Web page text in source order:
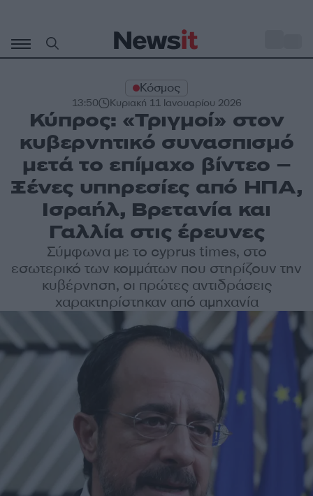
περιεχόμενο
Κόσμος
13:50 Κυριακή 11 Ιανουαρίου 2026
Κύπρος: «Τριγμοί» στον
κυβερνητικό συνασπισμό
μετά το επίμαχο βίντεο –
Ξένες υπηρεσίες από ΗΠΑ,
Ισραήλ, Βρετανία και
Γαλλία στις έρευνες
Σύμφωνα με το cyprus times, στο
εσωτερικό των κομμάτων που στηρίζουν την
κυβέρνηση, οι πρώτες αντιδράσεις
χαρακτηρίστηκαν από αμηχανία